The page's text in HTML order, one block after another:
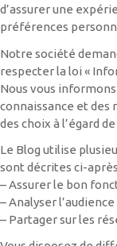
d’assurer une
préférences
Notre société
respecter la loi «
Nous vous
connaissance et des
des choix à l’égard
Le Blog utilise
sont décrites ci-
– Assurer le bon
– Analyser
– Partager sur les